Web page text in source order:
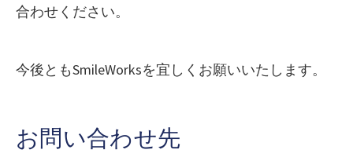
合わせください。
今後ともSmileWorksを宜しくお願いいたします。
お問い合わせ先